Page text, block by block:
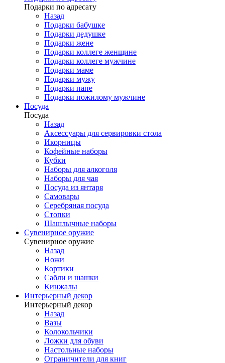
Подарки по адресату
Назад
Подарки бабушке
Подарки дедушке
Подарки жене
Подарки коллеге женщине
Подарки коллеге мужчине
Подарки маме
Подарки мужу
Подарки папе
Подарки пожилому мужчине
Посуда
Посуда
Назад
Аксессуары для сервировки стола
Икорницы
Кофейные наборы
Кубки
Наборы для алкоголя
Наборы для чая
Посуда из янтаря
Самовары
Серебряная посуда
Стопки
Шашлычные наборы
Сувенирное оружие
Сувенирное оружие
Назад
Ножи
Кортики
Сабли и шашки
Кинжалы
Интерьерный декор
Интерьерный декор
Назад
Вазы
Колокольчики
Ложки для обуви
Настольные наборы
Ограничители для книг